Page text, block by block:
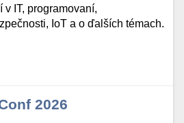
IT, programovaní,
IoT a o ďalších témach.
2026